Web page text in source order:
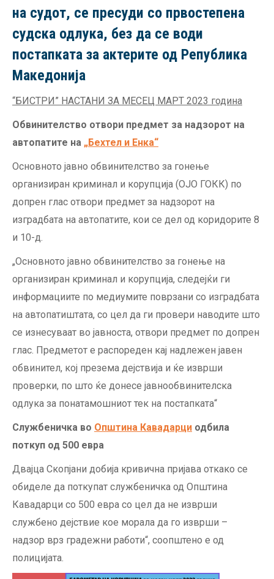
на судот, се пресуди со првостепена
судска одлука, без да се води
постапката за актерите од Република
Македонија
“БИСТРИ” НАСТАНИ ЗА МЕСЕЦ МАРТ 2023 година
Обвинителство отвори предмет за надзорот на
автопатите на „Бехтел и Енка“
Основното јавно обвинителство за гонење
организиран криминал и корупција (ОЈО ГОКК) по
допрен глас отвори предмет за надзорот на
изградбата на автопатите, кои се дел од коридорите 8
и 10-д.
„Основното јавно обвинителство за гонење на
организиран криминал и корупција, следејќи ги
информациите по медиумите поврзани со изградбата
на автопатиштата, со цел да ги провери наводите што
се изнесуваат во јавноста, отвори предмет по допрен
глас. Предметот е распореден кај надлежен јавен
обвинител, кој презема дејствија и ќе изврши
проверки, по што ќе донесе јавнообвинителска
одлука за понатамошниот тек на постапката“
Службеничка во Општина Кавадарци одбила
поткуп од 500 евра
Двајца Скопјани добија кривична пријава откако се
обиделе да поткупат службеничка од Општина
Кавадарци со 500 евра со цел да не изврши
службено дејствие кое морала да го изврши –
надзор врз градежни работи“, соопштено е од
полицијата.